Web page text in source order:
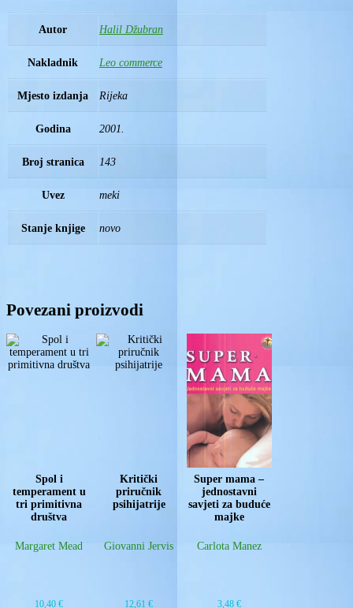
Autor Halil Džubran
Nakladnik Leo commerce
Mjesto izdanja Rijeka
Godina 2001.
Broj stranica 143
Uvez meki
Stanje knjige novo
Povezani proizvodi
Spol i
temperament u
tri primitivna
društva
Margaret Mead
10,40 €
Kritički
priručnik
psihijatrije
Giovanni Jervis
12,61€
Super mama –
jednostavni
savjeti za buduće
majke
Carlota Manez
3,48 €